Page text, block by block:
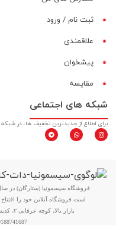
ثبت نام / ورود
علاقمندی
پیشخوان
مقایسه‌
شبکه های اجتماعی
برای اطلاع از جدیدترین تخفیف ها، در شبکه
است فروشگاه آنلاین خود را
– info@sismonia.com